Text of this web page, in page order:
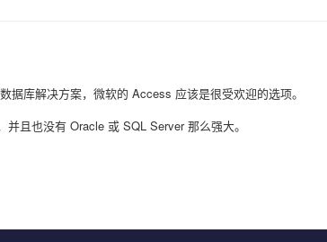
据库解决方案，微软的 Access 应该是很受欢迎的选项。
且也没有 Oracle 或 SQL Server 那么强大。